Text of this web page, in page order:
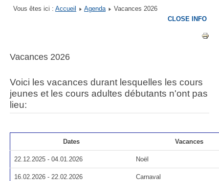
Vous êtes ici : Accueil Agenda Vacances 2026
Vacances 2026
Voici les vacances durant lesquelles les cours
jeunes et les cours adultes débutants n'ont pas
lieu:
Dates Vacances
22.12.2025 - 04.01.2026 Noël
16.02.2026 - 22.02.2026 Carnaval
CLOSE INFO